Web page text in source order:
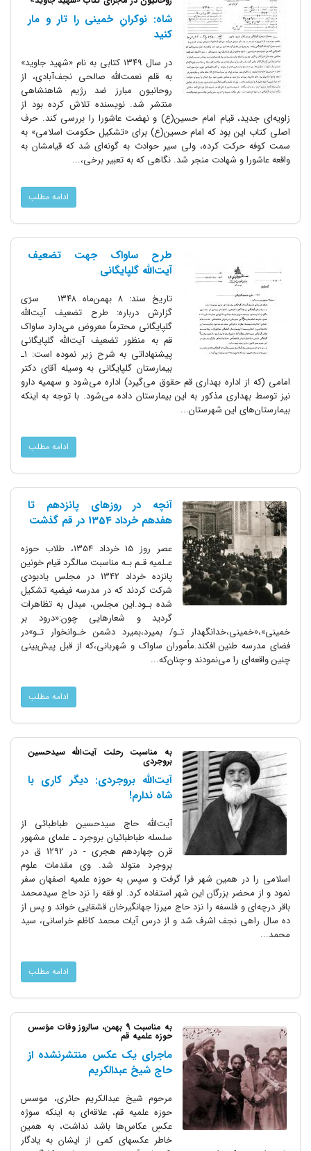
شاه: نوکرانِ خمینی را تار و مار
کنید
در سال ۱۳۴۹ کتابی به نام «شهید جاوید»
به قلم نعمت‌الله صالحی نجف‌آبادی، از
روحانیون مبارز ضد رژیم شاهنشاهی
منتشر شد. نویسنده تلاش کرده بود از
زاویه‌ای جدید، قیام امام حسین(ع) و نهضت عاشورا را بررسی کند. حرف
اصلی کتاب این بود که امام حسین(ع) برای «تشکیل حکومت اسلامی» به
سمت کوفه حرکت کرده، ولی سیر حوادث به گونه‌ای شد که قیامشان به
واقعه عاشورا و شهادت منجر شد. نگاهی که به تعبیر برخی،...
ادامه مطلب
طرح ساواک جهت تضعیف
آیت‌الله گلپایگانی
تاریخ سند: ۸ بهمن‌ماه ۱۳۴۸ سرّی
گزارش درباره: طرح تضعیف آیت‌الله
گلپایگانى محترماً معروض می‌دارد ساواک
قم به منظور تضعیف آیت‌الله گلپایگانى
پیشنهاداتى به شرح زیر نموده است: ۱ـ
بیمارستان گلپایگانى به وسیله آقاى دکتر
امامى (که از اداره بهدارى قم حقوق می‌گیرد) اداره می‌شود و سهمیه دارو
نیز توسط بهدارى مذکور به این بیمارستان داده می‌شود. با توجه به اینکه
بیمارستان‌هاى این شهرستان...
ادامه مطلب
آنچه در روزهای پانزدهم تا
هفدهم خرداد 1354 در قم گذشت‌
عصر‌ روز‌ 15 خرداد 1354، طلاب حوزه
عـلمیه قـم بـه مناسبت سالگرد قیام خونین
پانزده خرداد 1342 در‌ مجلس یادبودی
شرکت کردند که در مدرسه فیضیه تشکیل
شده بـود.این مجلس‌، مبدل به تظاهرات
گردید‌ و شعارهایی‌ چون:«درود بر
خمینی»،«خمینی،خدانگهدار تـو/ بمیرد،بمیرد دشمن خـوانخوار تـو»در
فضای مدرسه طنین افکند.مأموران ساواک و شهربانی،که‌ از قبل پیش‌بینی
چنین واقعه‌ای را می‌نمودند و-چنان‌که...
ادامه مطلب
به مناسبت رحلت آیت‌الله سیدحسین
بروجردی
آیت‌الله بروجردی: دیگر کاری با
شاه ندارم!
آیت‌الله حاج سیدحسین طباطبائی از
سلسله طباطبائیان بروجرد ـ علمای مشهور
قرن چهاردهم هجری - در 1292 ق در
بروجرد متولد شد. وی مقدمات علوم
اسلامی را در همین شهر فرا گرفت و سپس به حوزه علمیه اصفهان سفر
نمود و از محضر بزرگان این شهر استفاده کرد. او فقه را نزد حاج سیدمحمد
باقر درچه‌ای و فلسفه را نزد حاج میرزا جهانگیرخان قشقایی خواند و پس از
ده سال راهی نجف اشرف شد و از درس آیات محمد کاظم خراسانی‌، سید
محمد...
ادامه مطلب
به مناسبت 9 بهمن‌، سالروز وفات مؤسس
حوزه علمیه قم
ماجرای یک عکس منتشرنشده از
حاج‌ شیخ عبدالکریم
مرحوم شیخ عبدالکریم حائری، موسس
حوزه علمیه قم، علاقه‌ای به اینکه سوژه
عکسِ عکاس‌ها باشد نداشت، به همین
خاطر عکسهای کمی از ایشان به یادگار